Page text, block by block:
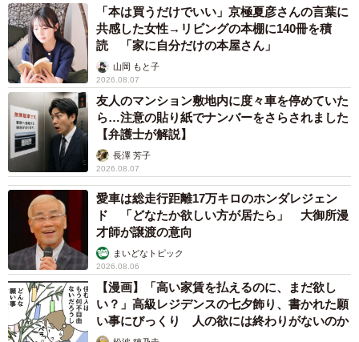
「本は買うだけでいい」京極夏彦さんの言葉に
共感した女性→リビングの本棚に140冊を積
読 「家に自分だけの本屋さん」
山岡 もと子
2026.08.07
友人のマンション敷地内に度々車を停めていた
ら…注意の貼り紙でナンバーをさらされました
【弁護士が解説】
長澤 芳子
2026.08.07
愛車は総走行距離17万キロのホンダレジェン
ド 「どなたか欲しい方が居たら」 大御所漫
才師が譲渡の意向
まいどなトピック
2026.08.06
【漫画】「高い家賃を払えるのに、まだ欲し
い？」高級レジデンスの七夕飾り、書かれた願
い事にびっくり 人の欲には終わりがないのか